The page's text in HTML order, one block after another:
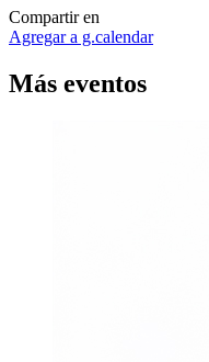
Compartir en
Agregar a g.calendar
Más eventos